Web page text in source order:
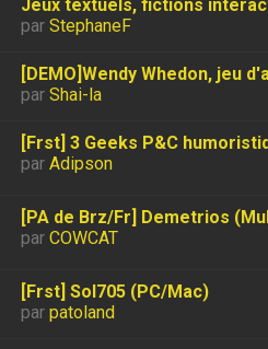
Jeux textuels, fictions
par StephaneF
[DEMO]Wendy Whedon, jeu
par Shai-la
[Frst] 3 Geeks P&C
par Adipson
[PA de Brz/Fr] Demetrios
par COWCAT
[Frst] Sol705 (PC/Mac)
par patoland